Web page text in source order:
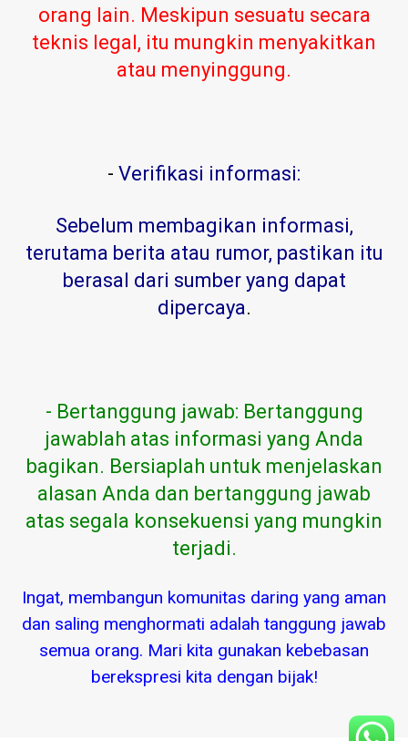
orang lain. Meskipun sesuatu secara
teknis legal, itu mungkin menyakitkan
atau menyinggung.
- Verifikasi informasi:
Sebelum membagikan informasi,
terutama berita atau rumor, pastikan itu
berasal dari sumber yang dapat
dipercaya.
- Bertanggung jawab: Bertanggung
jawablah atas informasi yang Anda
bagikan. Bersiaplah untuk menjelaskan
alasan Anda dan bertanggung jawab
atas segala konsekuensi yang mungkin
terjadi.
Ingat, membangun komunitas daring yang aman
dan saling menghormati adalah tanggung jawab
semua orang. Mari kita gunakan kebebasan
berekspresi kita dengan bijak!